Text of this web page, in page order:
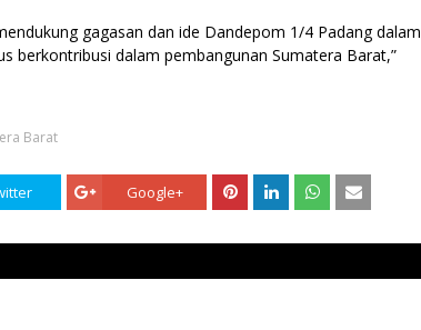
gagasan dan ide Dandepom 1/4 Padang dalam
berkontribusi dalam pembangunan Sumatera Barat,”
Barat
Google+